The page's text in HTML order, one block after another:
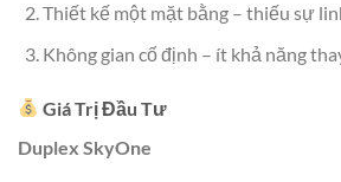
Thiết kế một mặt bằng – thiếu sự
Không gian cố định – ít khả năng
Giá Trị Đầu Tư
Duplex SkyOne